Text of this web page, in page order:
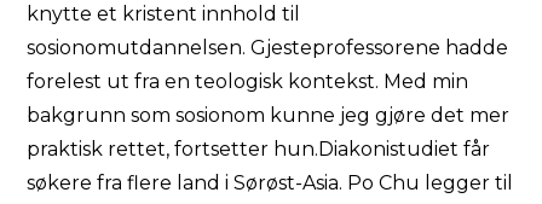
knytte et kristent innhold til
sosionomutdannelsen. Gjesteprofessorene hadde
forelest ut fra en teologisk kontekst. Med min
bakgrunn som sosionom kunne jeg gjøre det mer
praktisk rettet, fortsetter hun.Diakonistudiet får
søkere fra flere land i Sørøst-Asia. Po Chu legger til